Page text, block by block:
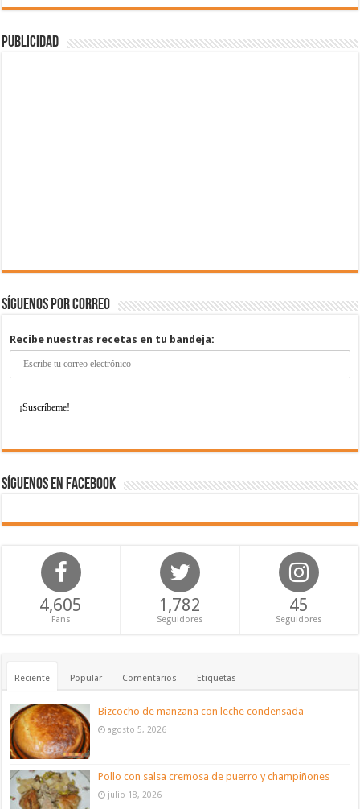
Publicidad
Síguenos por correo
Recibe nuestras recetas en tu bandeja:
Síguenos en Facebook
4,605
Fans
1,782
Seguidores
45
Seguidores
Reciente Popular Comentarios Etiquetas
Bizcocho de manzana con leche condensada
agosto 5, 2026
Pollo con salsa cremosa de puerro y champiñones
julio 18, 2026